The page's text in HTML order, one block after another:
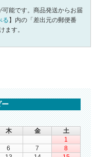
能です。商品発送からお届
る 】内の「差出元の郵便番
ます。
ー
木 金
土
1
6 7
8